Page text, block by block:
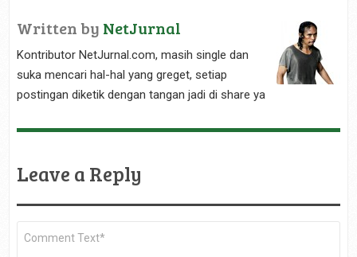
Written by NetJurnal
Kontributor NetJurnal.com, masih single dan
suka mencari hal-hal yang greget, setiap
postingan diketik dengan tangan jadi di share ya
Leave a Reply